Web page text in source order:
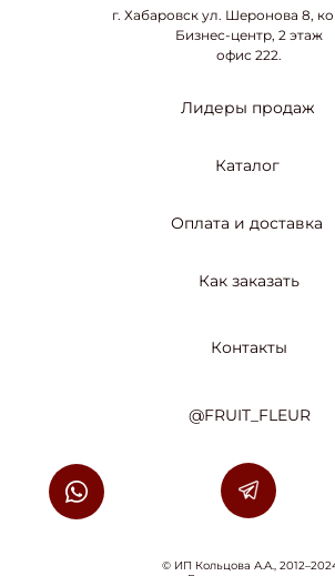
© ИП Кольцова А.А.,
г. Хабаровск ул. Шеронова 8,
Бизнес-центр, 2 этаж
офис 222.
Лидеры продаж
Каталог
Оплата и доставка
Как заказать
@FRUIT_FLEUR
Контакты